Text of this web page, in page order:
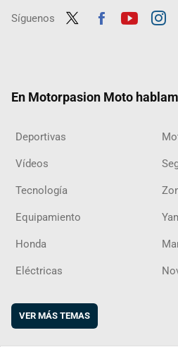
Síguenos
En Motorpasion Moto
Deportivas
Vídeos
Tecnología
Equipamiento
Honda
Eléctricas
VER MÁS TEMAS